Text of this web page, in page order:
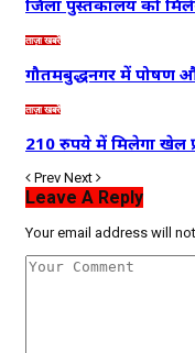
ताज़ा खबरें
गौतमबुद्धनगर में पोषण
ताज़ा खबरें
210 रुपये में मिलेगा खेल
Prev Next
Leave A Reply
Your email address will